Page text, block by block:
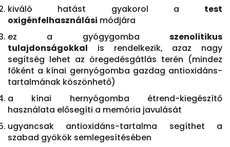
kiváló hatást gyakorol a test
oxigénfelhasználási módjára
ez a gyógygomba szenolitikus
tulajdonságokkal is rendelkezik, azaz nagy
segítség lehet az öregedésgátlás terén (mindez
főként a kínai gernyógomba gazdag antioxidáns-
tartalmának köszönhető)
a kínai hernyógomba étrend-kiegészítő
használata elősegíti a memória javulását
ugyancsak antioxidáns-tartalma segíthet a
szabad gyökök semlegesítésében